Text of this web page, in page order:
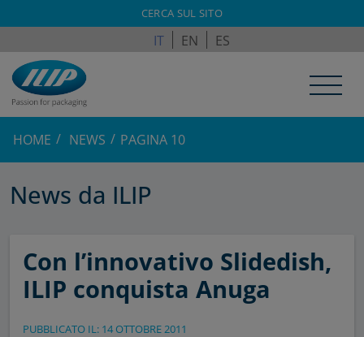
IT EN ES
CERCA SUL SITO
HOME NEWS PAGINA 10
News da ILIP
Con l’innovativo Slidedish,
ILIP conquista Anuga
PUBBLICATO IL: 14 OTTOBRE 2011